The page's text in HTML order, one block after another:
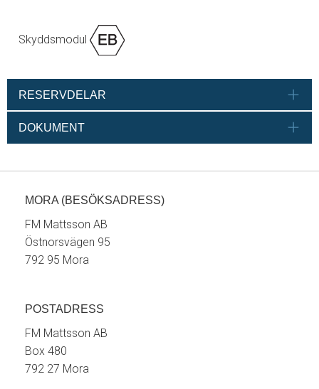
Skyddsmodul
RESERVDELAR
DOKUMENT
MORA (BESÖKSADRESS)
FM Mattsson AB
Östnorsvägen 95
792 95 Mora
POSTADRESS
FM Mattsson AB
Box 480
792 27 Mora